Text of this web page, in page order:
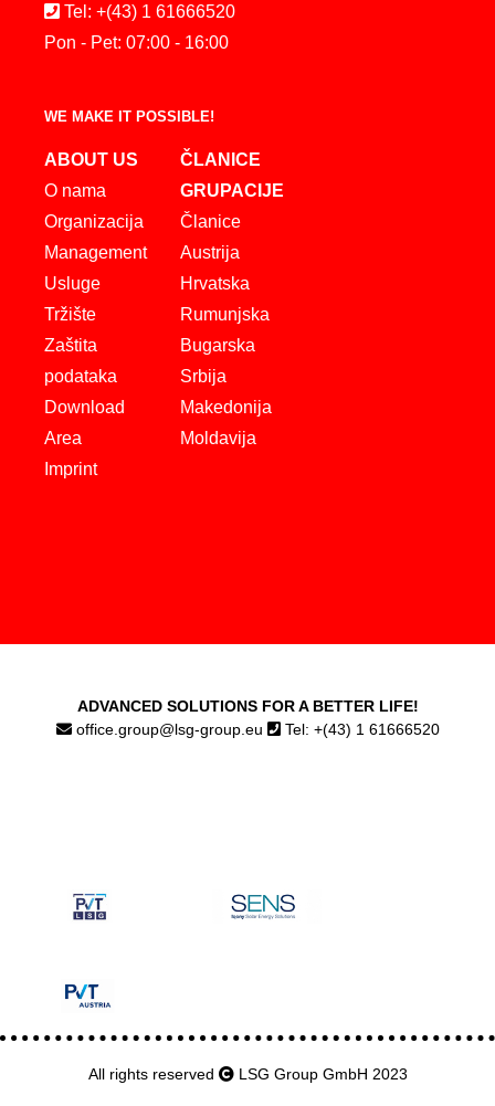
Tel: +(43) 1 61666520
Pon - Pet: 07:00 - 16:00
WE MAKE IT POSSIBLE!
ABOUT US
O nama
Organizacija
Management
Usluge
Tržište
Zaštita
podataka
Download
Area
Imprint
ČLANICE
GRUPACIJE
Članice
Austrija
Hrvatska
Rumunjska
Bugarska
Srbija
Makedonija
Moldavija
ADVANCED SOLUTIONS FOR A BETTER LIFE!
office.group@lsg-group.eu
Tel: +(43) 1 61666520
All rights reserved LSG Group GmbH 2023